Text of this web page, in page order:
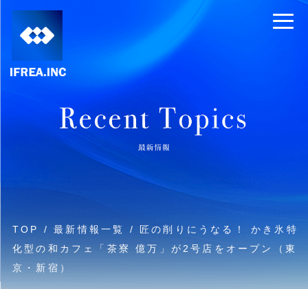
TOP /最新情報一覧
/ 匠の削りにうなる！ かき氷特
化型の和カフェ「茶寮 億万」が2号店をオープン（東
京・新宿）